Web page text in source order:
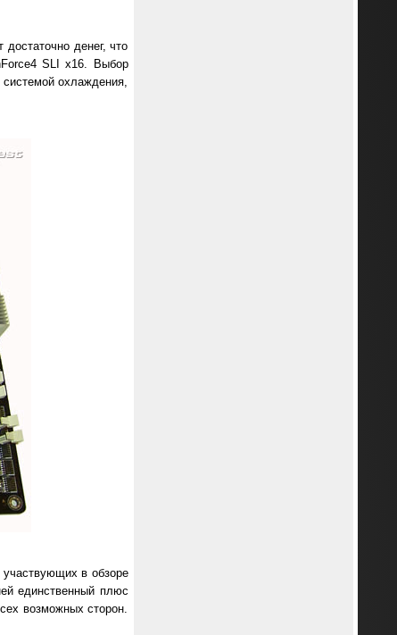
денег, что
SLI x16. Выбор
охлаждения,
в обзоре
единственный плюс
возможных сторон.